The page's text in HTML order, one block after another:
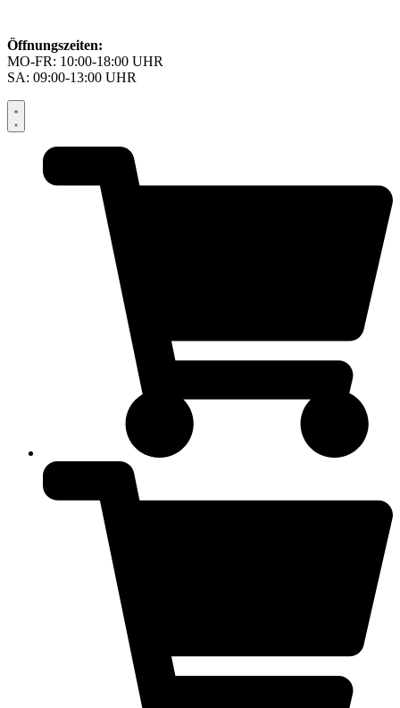
Öffnungszeiten:
MO-FR: 10:00-18:00 UHR
SA: 09:00-13:00 UHR